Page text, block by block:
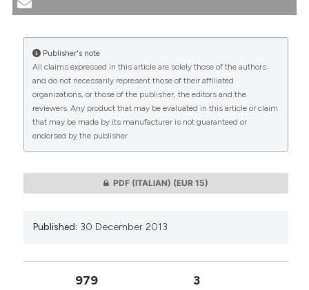
CITATIONS
0 0
More Citation Formats
Publisher's note
All claims expressed in this article are solely those of the authors
and do not necessarily represent those of their affiliated
organizations, or those of the publisher, the editors and the
reviewers. Any product that may be evaluated in this article or claim
that may be made by its manufacturer is not guaranteed or
endorsed by the publisher.
PDF (ITALIAN) (EUR 15)
Published: 30 December 2013
979 3